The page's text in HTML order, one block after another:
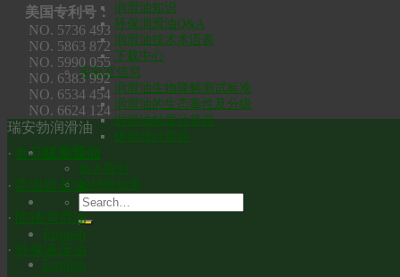
润滑油知识
环保润滑油Q&A
润滑油技术术语表
下载中心
实验室信息
润滑油生物降解测试标准
润滑油的生态毒性及分级
润滑油粘度计算器
碳排放计算器
联系我们
加入我们
经销商加盟
English
English
美国专利号：
NO. 5736 493
NO. 5863 872
NO. 5990 055
NO. 6383 992
NO. 6534 454
NO. 6624 124
瑞安勃润滑油
· 食品级润滑油
· 高温链条油
· 防锈润滑油
· 环保液压油